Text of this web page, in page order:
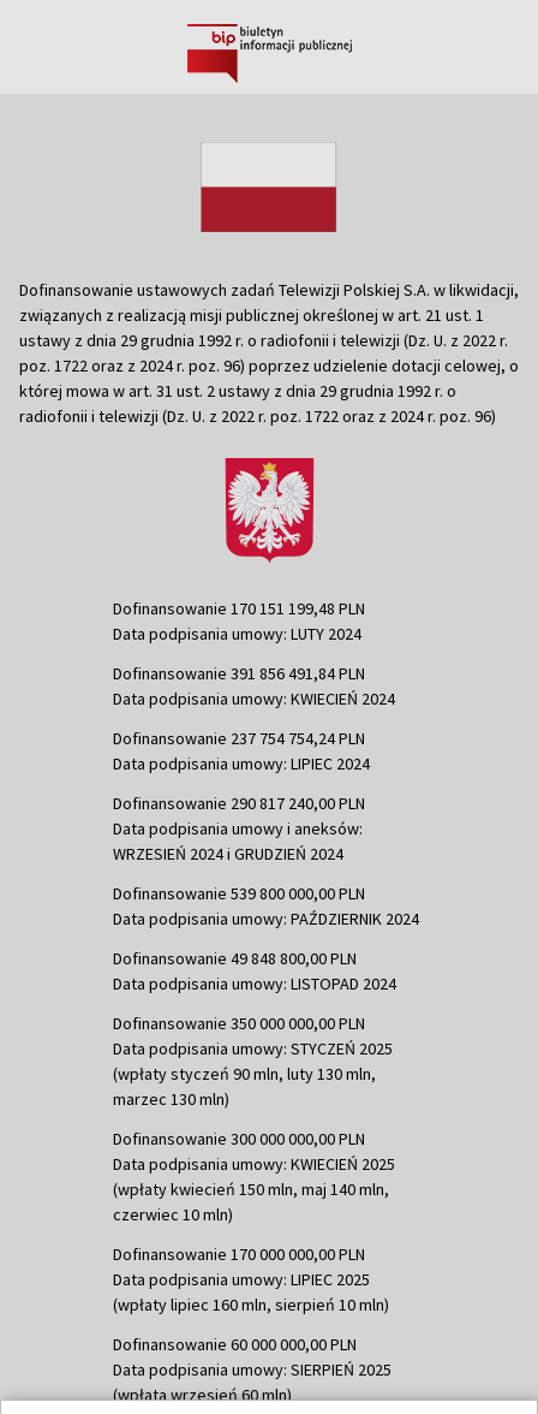
Dofinansowanie ustawowych zadań Telewizji Polskiej S.A. w likwidacji,
związanych z realizacją misji publicznej określonej w art. 21 ust. 1
ustawy z dnia 29 grudnia 1992 r. o radiofonii i telewizji (Dz. U. z 2022 r.
poz. 1722 oraz z 2024 r. poz. 96) poprzez udzielenie dotacji celowej, o
której mowa w art. 31 ust. 2 ustawy z dnia 29 grudnia 1992 r. o
radiofonii i telewizji (Dz. U. z 2022 r. poz. 1722 oraz z 2024 r. poz. 96)
Dofinansowanie 170 151 199,48 PLN
Data podpisania umowy: LUTY 2024
Dofinansowanie 391 856 491,84 PLN
Data podpisania umowy: KWIECIEŃ 2024
Dofinansowanie 237 754 754,24 PLN
Data podpisania umowy: LIPIEC 2024
Dofinansowanie 290 817 240,00 PLN
Data podpisania umowy i aneksów:
WRZESIEŃ 2024 i GRUDZIEŃ 2024
Dofinansowanie 539 800 000,00 PLN
Data podpisania umowy: PAŹDZIERNIK 2024
Dofinansowanie 49 848 800,00 PLN
Data podpisania umowy: LISTOPAD 2024
Dofinansowanie 350 000 000,00 PLN
Data podpisania umowy: STYCZEŃ 2025
(wpłaty styczeń 90 mln, luty 130 mln,
marzec 130 mln)
Dofinansowanie 300 000 000,00 PLN
Data podpisania umowy: KWIECIEŃ 2025
(wpłaty kwiecień 150 mln, maj 140 mln,
czerwiec 10 mln)
Dofinansowanie 170 000 000,00 PLN
Data podpisania umowy: LIPIEC 2025
(wpłaty lipiec 160 mln, sierpień 10 mln)
Dofinansowanie 60 000 000,00 PLN
Data podpisania umowy: SIERPIEŃ 2025
(wpłata wrzesień 60 mln)